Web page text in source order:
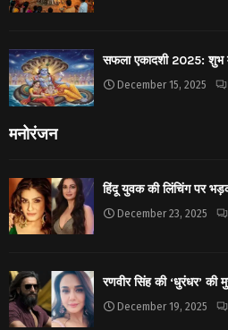
सफला एकादशी 2025: शुभ
December 15, 2025
मनोरंजन
हिंदू युवक की लिंचिंग पर
December 23, 2025
रणवीर सिंह की ‘धुरंधर’ की
December 19, 2025